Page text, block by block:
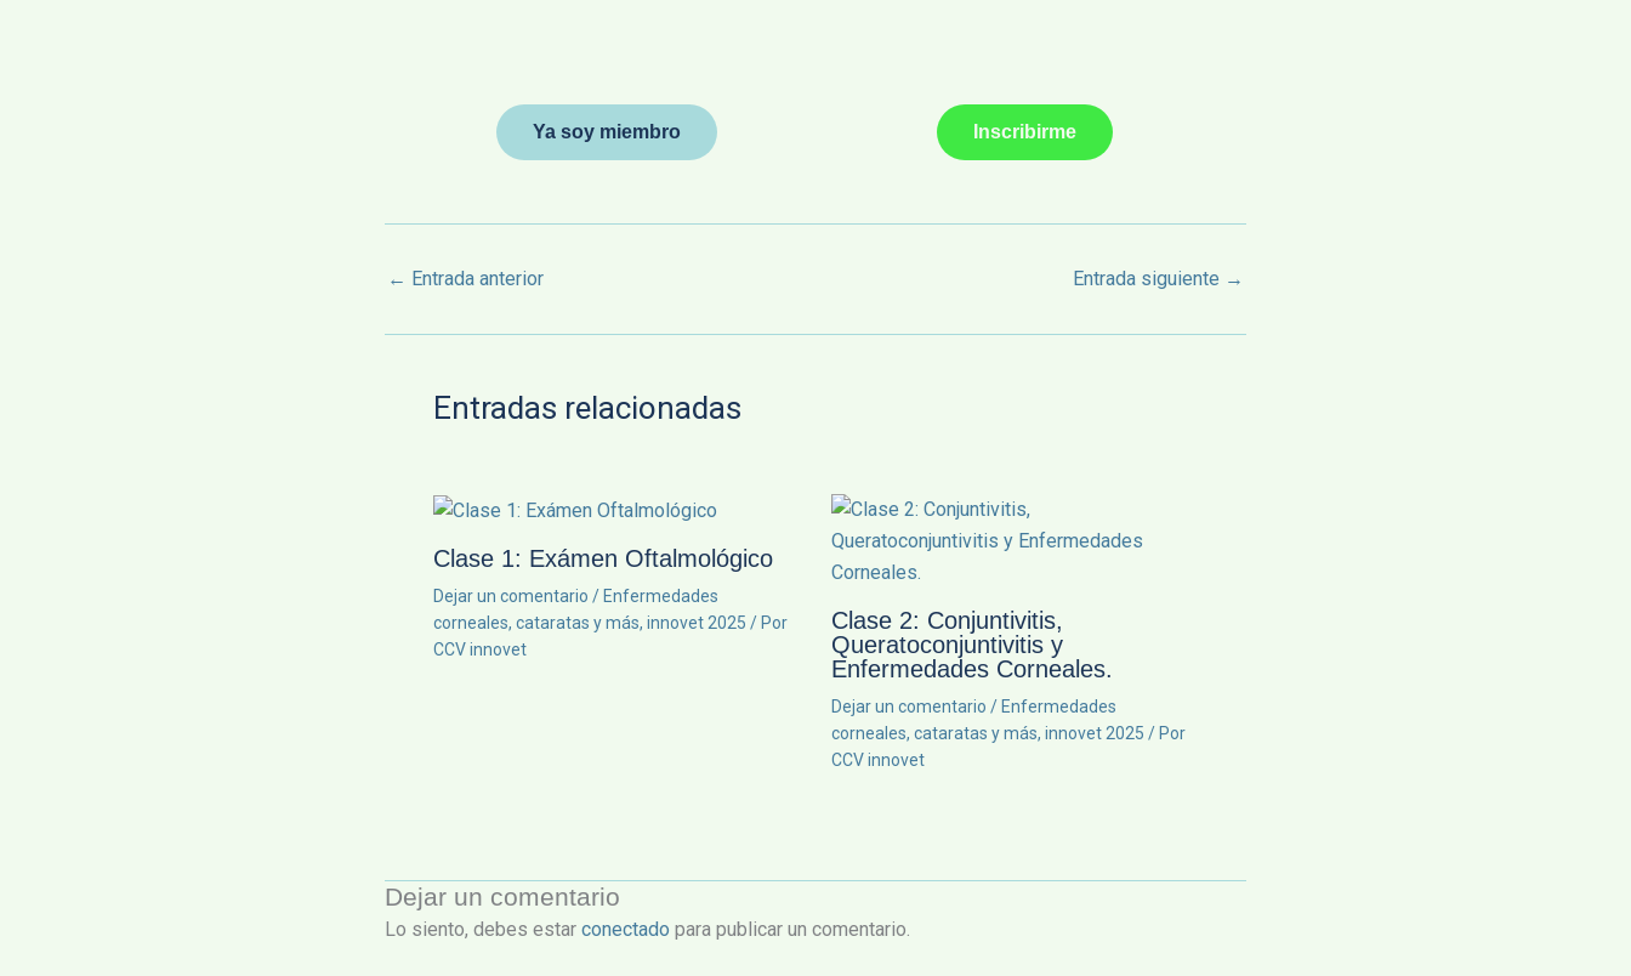
Ya soy miembro Inscribirme
← Entrada anterior Entrada siguiente →
Entradas relacionadas
Clase 1: Exámen Oftalmológico
Dejar un comentario / Enfermedades
corneales, cataratas y más, innovet 2025 / Por
CCV innovet
Clase 2: Conjuntivitis,
Queratoconjuntivitis y
Enfermedades Corneales.
Dejar un comentario / Enfermedades
corneales, cataratas y más, innovet 2025 / Por
CCV innovet
Dejar un comentario
Lo siento, debes estar conectado para publicar un comentario.